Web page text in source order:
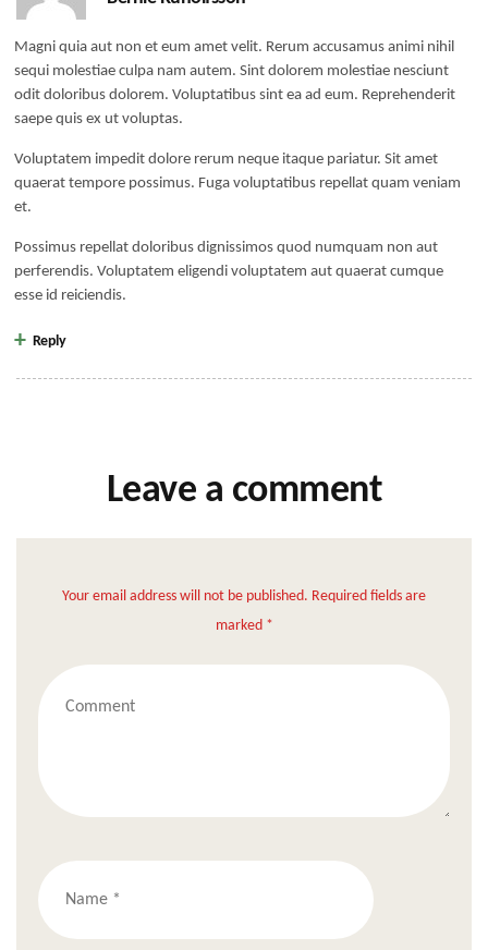
Magni quia aut non et eum amet velit. Rerum accusamus animi nihil
sequi molestiae culpa nam autem. Sint dolorem molestiae nesciunt
odit doloribus dolorem. Voluptatibus sint ea ad eum. Reprehenderit
saepe quis ex ut voluptas.
Voluptatem impedit dolore rerum neque itaque pariatur. Sit amet
quaerat tempore possimus. Fuga voluptatibus repellat quam veniam
et.
Possimus repellat doloribus dignissimos quod numquam non aut
perferendis. Voluptatem eligendi voluptatem aut quaerat cumque
esse id reiciendis.
Reply
Leave a comment
Your email address will not be published. Required fields are
marked *